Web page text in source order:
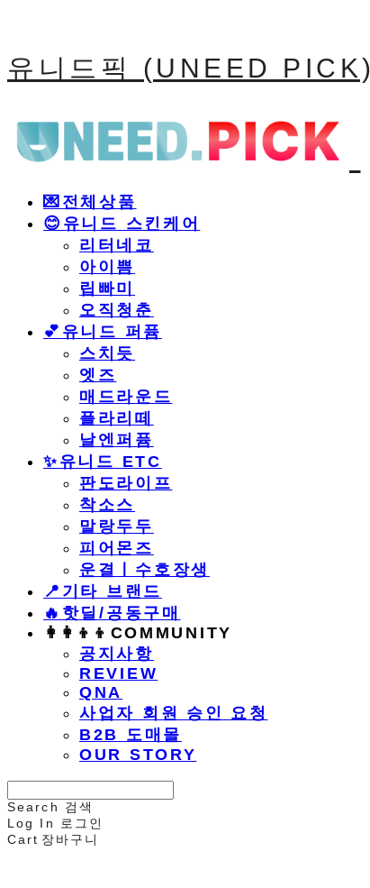
유니드픽 (UNEED PICK)
💌전체상품
😊유니드 스킨케어
리터네코
아이쁨
립빠미
오직청춘
💕유니드 퍼퓸
스치듯
엣즈
매드라운드
플라리떼
날엔퍼퓸
​✨유니드 ETC
판도라이프
착소스
말랑두두
피어몬즈
운결ㅣ수호장생
📍기타 브랜드
🔥핫딜/공동구매
👩‍👩‍👦‍👦COMMUNITY
공지사항
REVIEW
QNA
사업자 회원 승인 요청
B2B 도매몰
OUR STORY
Search
검색
Log In
로그인
Cart 장바구니